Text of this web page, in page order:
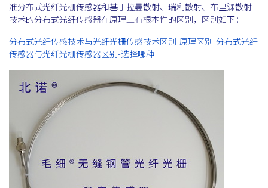
准分布式光纤光栅传感器和基于拉曼散射、瑞利散射、布里渊散射
技术的分布式光纤传感器在原理上有根本性的区别，区别如下：
分布式光纤传感技术与光纤光栅传感技术区别-原理区别-分布式光纤
传感器与光纤光栅传感器区别-选择哪种